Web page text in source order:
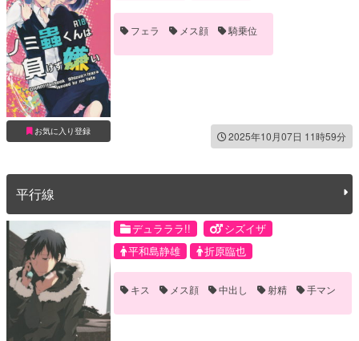
お気に入り登録
フェラ メス顔 騎乗位
2025年10月07日 11時59分
平行線
デュラララ!!
シズイザ
平和島静雄
折原臨也
キス メス顔 中出し 射精 手マン